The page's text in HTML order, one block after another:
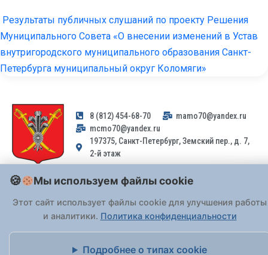
Результаты публичных слушаний по проекту Решения
Муниципального Совета «О внесении изменений в Устав
внутригородского муниципального образования Санкт-
Петербурга муниципальный округ Коломяги»
8 (812) 454-68-70
mamo70@yandex.ru
mcmo70@yandex.ru
197375, Санкт-Петербург, Земский пер., д. 7,
2-й этаж
Заявления и обращения граждан и организаций, поступившие на
Федерального закона от 02.05.2006 № 59-ФЗ. Обращения
принимаются только: по почте, черезпортал «Госуслуги» (ЕПГУ)
или лично при предъявлении паспорта.
Мы используем файлы cookie
Этот сайт использует файлы cookie для улучшения работы
и аналитики. Политика конфиденциальности
Подробнее о типах cookie